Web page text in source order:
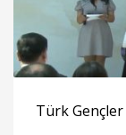
Türk